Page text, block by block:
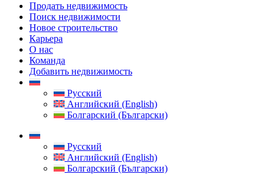
Продать недвижимость
Поиск недвижимости
Новое строительство
Карьера
О нас
Команда
Добавить недвижимость
Русский
Английский (English)
Болгарский (Български)
Русский
Английский (English)
Болгарский (Български)